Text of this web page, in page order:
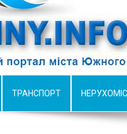
ТРАНСПОРТ